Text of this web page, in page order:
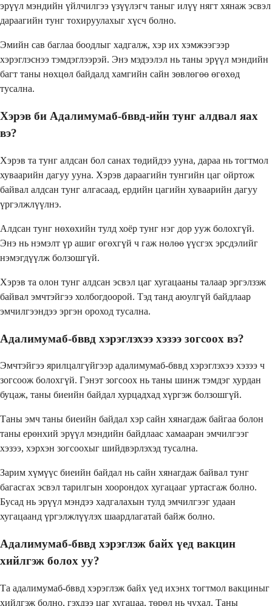
эрүүл мэндийн үйлчилгээ үзүүлэгч таныг илүү нягт хянаж эсвэл
дараагийн тунг тохируулахыг хүсч болно.
Эмийн сав баглаа боодлыг хадгалж, хэр их хэмжээгээр
хэрэглэснээ тэмдэглээрэй. Энэ мэдээлэл нь таны эрүүл мэндийн
багт таны нөхцөл байдалд хамгийн сайн зөвлөгөө өгөхөд
тусална.
Хэрэв би Адалимумаб-бввд-ийн тунг алдвал яах
вэ?
Хэрэв та тунг алдсан бол санах төдийдээ ууна, дараа нь тогтмол
хуваарийн дагуу ууна. Хэрэв дараагийн тунгийн цаг ойртож
байвал алдсан тунг алгасаад, ердийн цагийн хуваарийн дагуу
үргэлжлүүлнэ.
Алдсан тунг нөхөхийн тулд хоёр тунг нэг дор ууж болохгүй.
Энэ нь нэмэлт үр ашиг өгөхгүй ч гаж нөлөө үүсгэх эрсдэлийг
нэмэгдүүлж болзошгүй.
Хэрэв та олон тунг алдсан эсвэл цаг хугацааны талаар эргэлзэж
байвал эмчтэйгээ холбогдоорой. Тэд танд аюулгүй байдлаар
эмчилгээндээ эргэн ороход тусална.
Адалимумаб-бввд хэрэглэхээ хэзээ зогсоох вэ?
Эмчтэйгээ ярилцалгүйгээр адалимумаб-бввд хэрэглэхээ хэзээ ч
зогсоож болохгүй. Гэнэт зогсоох нь таны шинж тэмдэг хурдан
буцаж, таны биеийн байдал хурцадхад хүргэж болзошгүй.
Таны эмч таны биеийн байдал хэр сайн хянагдаж байгаа болон
таны ерөнхий эрүүл мэндийн байдлаас хамааран эмчилгээг
хэзээ, хэрхэн зогсоохыг шийдвэрлэхэд тусална.
Зарим хүмүүс биеийн байдал нь сайн хянагдаж байвал тунг
багасгах эсвэл тарилгын хоорондох хугацааг уртасгаж болно.
Бусад нь эрүүл мэндээ хадгалахын тулд эмчилгээг удаан
хугацаанд үргэлжлүүлэх шаардлагатай байж болно.
Адалимумаб-бввд хэрэглэж байх үед вакцин
хийлгэж болох уу?
Та адалимумаб-бввд хэрэглэж байх үед ихэнх тогтмол вакциныг
хийлгэж болно, гэхдээ цаг хугацаа, төрөл нь чухал. Таны